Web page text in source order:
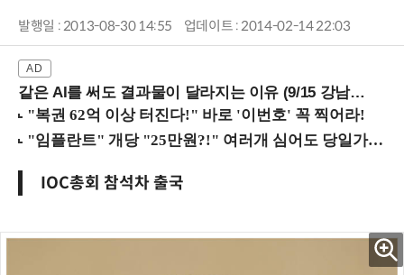
발행일 : 2013-08-30 14:55 업데이트 : 2014-02-14 22:03
같은 AI를 써도 결과물이 달라지는 이유 (9/15 강남역)
IOC총회 참석차 출국